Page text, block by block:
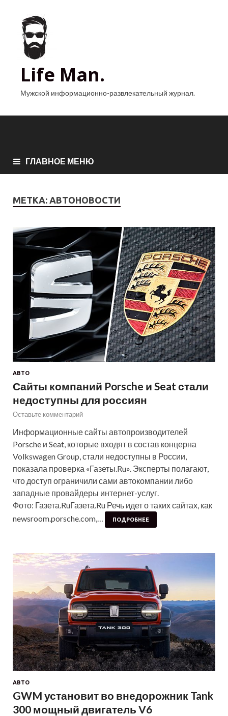
Life Man.
Мужской информационно-развлекательный журнал.
ГЛАВНОЕ МЕНЮ
МЕТКА: АВТОНОВОСТИ
АВТО
Сайты компаний Porsche и Seat стали
недоступны для россиян
Оставьте комментарий
Информационные сайты автопроизводителей
Porsche и Seat, которые входят в состав концерна
Volkswagen Group, стали недоступны в России,
показала проверка «Газеты.Ru». Эксперты полагают,
что доступ ограничили сами автокомпании либо
западные провайдеры интернет-услуг.
Фото: Газета.RuГазета.Ru Речь идет о таких сайтах, как
newsroom.porsche.com,…
ПОДРОБНЕЕ
АВТО
GWM установит во внедорожник Tank
300 мощный двигатель V6